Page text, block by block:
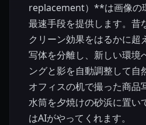
replacement）**は画像の
最速手段を提供します。昔
クリーン効果をはるかに超
写体を分離し、新しい環境
ングと影を自動調整して自
オフィスの机で撮った商品
水筒を夕焼けの砂浜に置い
はAIがやってくれます。